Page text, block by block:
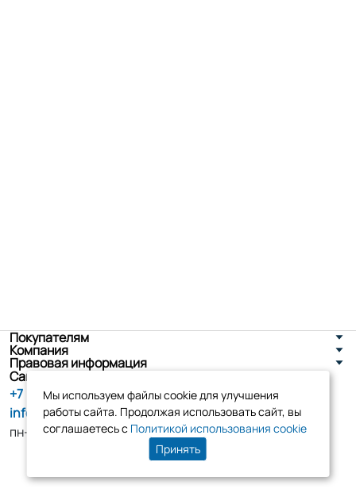
Покупателям
Компания
Правовая информация
Санкт-Петербург, ул. Новоселов д. 8
+7 (800) 555-86-90
info@tk-elko.ru
пн-пт, 10:00 - 18:00
Мы используем файлы cookie для улучшения
работы сайта. Продолжая использовать сайт, вы
соглашаетесь с Политикой использования cookie
Принять